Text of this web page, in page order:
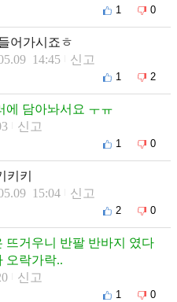
1 0
어가시죠ㅎ
14:45 신고
1 2
에 담아놔서요 ㅜㅠ
신고
1 0
키키
15:04 신고
2 0
뜨거우니 반팔 반바지 였다
오락가락..
신고
1 0